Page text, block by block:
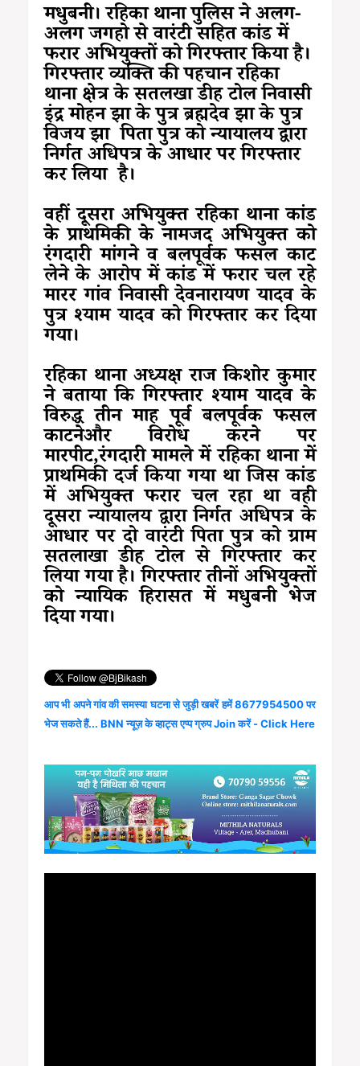
मधुबनी। रहिका थाना पुलिस ने अलग-
अलग जगहो से वारंटी सहित कांड में
फरार अभियुक्तों को गिरफ्तार किया है।
गिरफ्तार व्यक्ति की पहचान रहिका
थाना क्षेत्र के सतलखा डीह टोल निवासी
इंद्र मोहन झा के पुत्र ब्रह्मदेव झा के पुत्र
विजय झा पिता पुत्र को न्यायालय द्वारा
निर्गत अधिपत्र के आधार पर गिरफ्तार
कर लिया है।
वहीं दूसरा अभियुक्त रहिका थाना कांड
के प्राथमिकी के नामजद अभियुक्त को
रंगदारी मांगने व बलपूर्वक फसल काट
लेने के आरोप में कांड में फरार चल रहे
मारर गांव निवासी देवनारायण यादव के
पुत्र श्याम यादव को गिरफ्तार कर दिया
गया।
रहिका थाना अध्यक्ष राज किशोर कुमार
ने बताया कि गिरफ्तार श्याम यादव के
विरुद्ध तीन माह पूर्व बलपूर्वक फसल
काटनेऔर विरोध करने पर
मारपीट,रंगदारी मामले में रहिका थाना में
प्राथमिकी दर्ज किया गया था जिस कांड
में अभियुक्त फरार चल रहा था वही
दूसरा न्यायालय द्वारा निर्गत अधिपत्र के
आधार पर दो वारंटी पिता पुत्र को ग्राम
सतलाखा डीह टोल से गिरफ्तार कर
लिया गया है। गिरफ्तार तीनों अभियुक्तों
को न्यायिक हिरासत में मधुबनी भेज
दिया गया।
आप भी अपने गांव की समस्या घटना से जुड़ी खबरें हमें 8677954500 पर
भेज सकते हैं... BNN न्यूज़ के व्हाट्स एप्प ग्रुप Join करें - Click Here